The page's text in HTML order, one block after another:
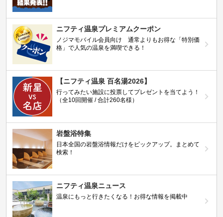
ニフティ温泉プレミアムクーポン
ノジマモバイル会員向け 通常よりもお得な「特別価
格」で人気の温泉を満喫できる！
【ニフティ温泉 百名湯2026】
行ってみたい施設に投票してプレゼントを当てよう！
（全10回開催 / 合計260名様）
岩盤浴特集
日本全国の岩盤浴情報だけをピックアップ。まとめて
検索！
ニフティ温泉ニュース
温泉にもっと行きたくなる！お得な情報を掲載中